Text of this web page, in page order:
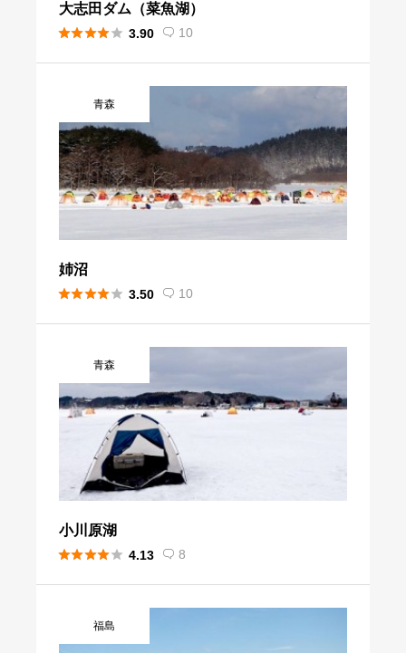
大志田ダム（菜魚湖）
 3.90  10
青森
姉沼
 3.50  10
青森
小川原湖
 4.13  8
福島